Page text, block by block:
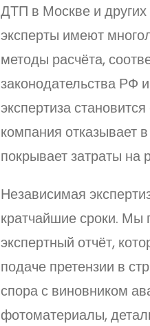
ДТП в Москве и
эксперты имеют
методы расчёта,
законодательства РФ
экспертиза
компания отказывает
покрывает затраты на
Независимая
кратчайшие сроки. Мы
экспертный отчёт,
подаче претензии в
спора с виновником
фотоматериалы,